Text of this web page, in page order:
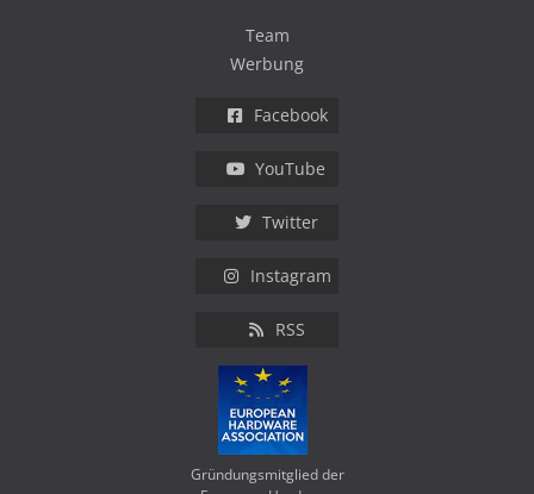
Team
Werbung
Facebook
YouTube
Twitter
Instagram
RSS
Gründungsmitglied der